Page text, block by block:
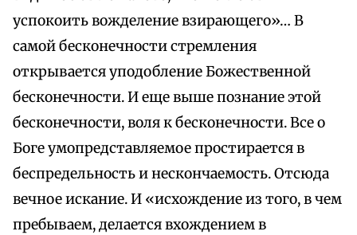
успокоить вожделение взирающего»… В
самой бесконечности стремления
открывается уподобление Божественной
бесконечности. И еще выше познание этой
бесконечности, воля к бесконечности. Все о
Боге умопредставляемое простирается в
беспредельность и нескончаемость. Отсюда
вечное искание. И «исхождение из того, в чем
пребываем, делается вхождением в